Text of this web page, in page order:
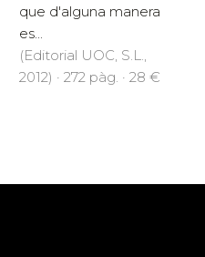
que d'alguna manera
es...
(Editorial UOC, S.L.,
2012) · 272 pàg. · 28 €